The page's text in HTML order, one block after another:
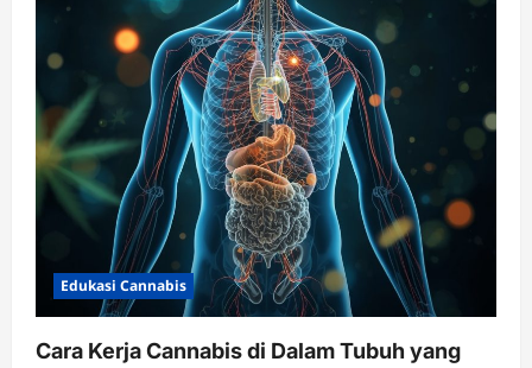
Edukasi Cannabis
Cara Kerja Cannabis di Dalam Tubuh yang